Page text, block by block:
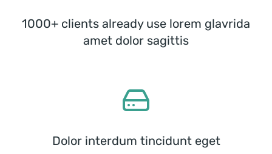
1000+ clients already use lorem glavrida
amet dolor sagittis
Dolor interdum tincidunt eget